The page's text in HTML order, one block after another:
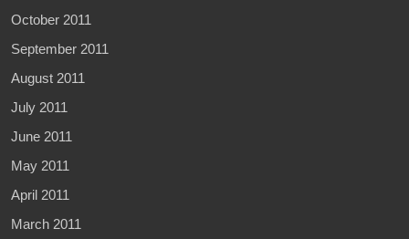
October 2011
September 2011
August 2011
July 2011
June 2011
May 2011
April 2011
March 2011